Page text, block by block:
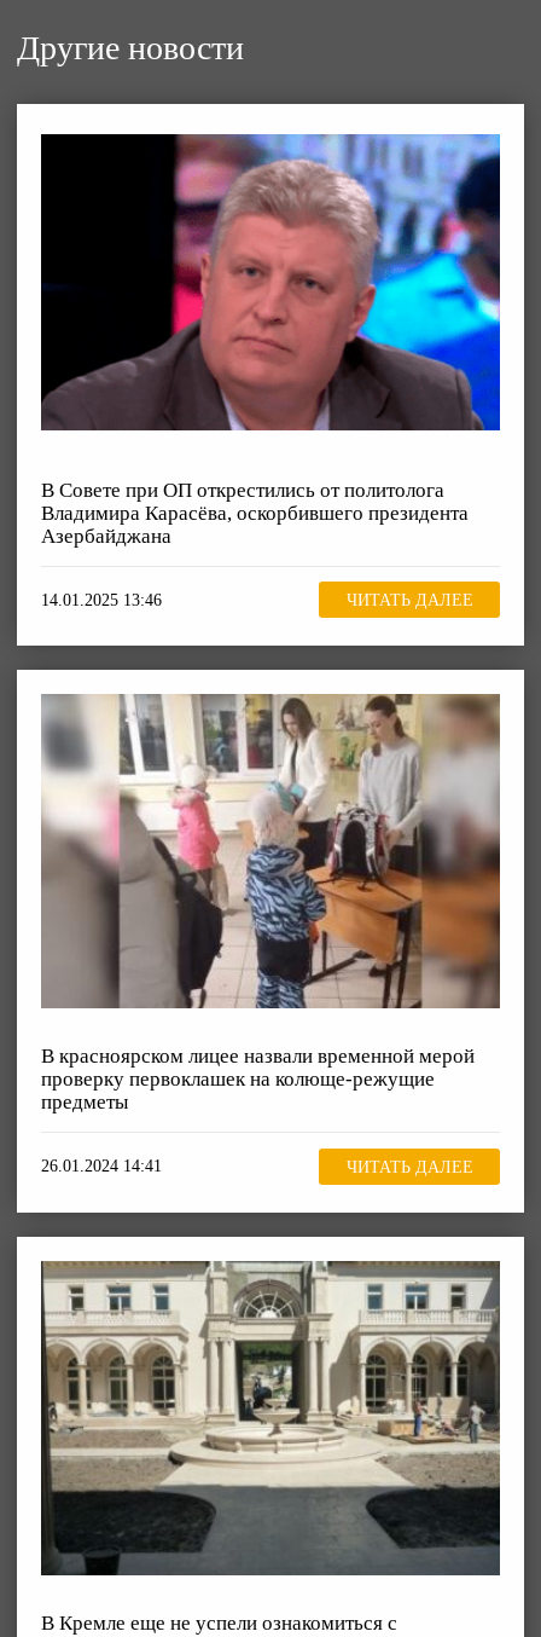
Другие новости
В Совете при ОП открестились от политолога
Владимира Карасёва, оскорбившего президента
Азербайджана
14.01.2025 13:46 ЧИТАТЬ ДАЛЕЕ
В красноярском лицее назвали временной мерой
проверку первоклашек на колюще-режущие
предметы
26.01.2024 14:41 ЧИТАТЬ ДАЛЕЕ
В Кремле еще не успели ознакомиться с